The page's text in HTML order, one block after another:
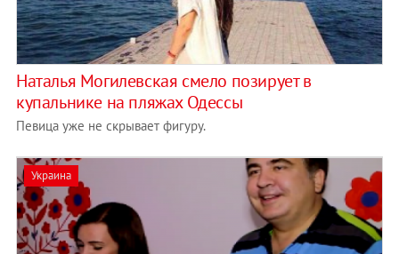
Наталья Могилевская смело позирует в
купальнике на пляжах Одессы
Певица уже не скрывает фигуру.
Украина